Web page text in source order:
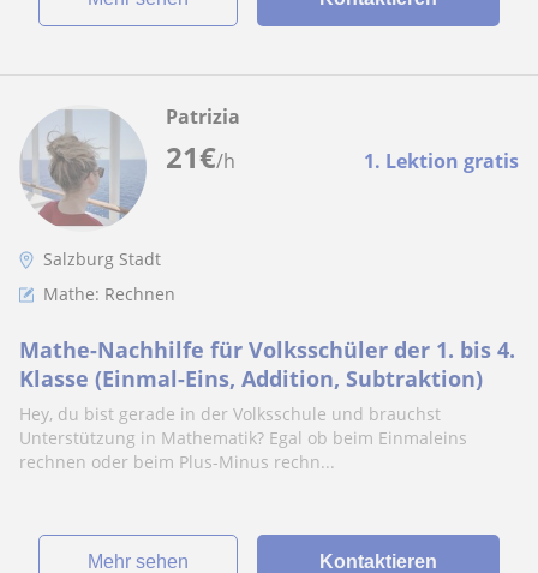
21€/h 1. Lektion gratis
Patrizia
Salzburg Stadt
Mathe: Rechnen
Mathe-Nachhilfe für Volksschüler der 1. bis 4.
Klasse (Einmal-Eins, Addition, Subtraktion)
Hey, du bist gerade in der Volksschule und brauchst
Unterstützung in Mathematik? Egal ob beim Einmaleins
rechnen oder beim Plus-Minus rechn...
Mehr sehen Kontaktieren